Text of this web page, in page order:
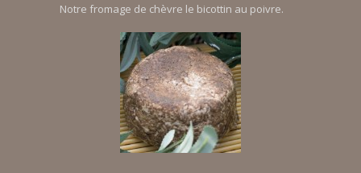
Notre fromage de chèvre le bicottin au poivre.